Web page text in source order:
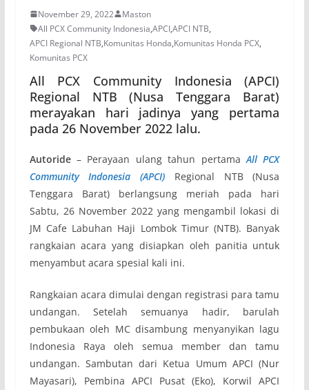
November 29, 2022
Maston
All PCX Community Indonesia,APCI,APCI NTB,
APCI Regional NTB,Komunitas Honda,Komunitas Honda PCX,
Komunitas PCX
All PCX Community Indonesia (APCI)
Regional NTB (Nusa Tenggara Barat)
merayakan hari jadinya yang pertama
pada 26 November 2022 lalu.
Autoride– Perayaan ulang tahun pertama All PCX
Community Indonesia (APCI) Regional NTB (Nusa
Tenggara Barat) berlangsung meriah pada hari
Sabtu, 26 November 2022 yang mengambil lokasi di
JM Cafe Labuhan Haji Lombok Timur (NTB). Banyak
rangkaian acara yang disiapkan oleh panitia untuk
menyambut acara spesial kali ini.
Rangkaian acara dimulai dengan registrasi para tamu
undangan. Setelah semuanya hadir, barulah
pembukaan oleh MC disambung menyanyikan lagu
Indonesia Raya oleh semua member dan tamu
undangan. Sambutan dari Ketua Umum APCI (Nur
Mayasari), Pembina APCI Pusat (Eko), Korwil APCI